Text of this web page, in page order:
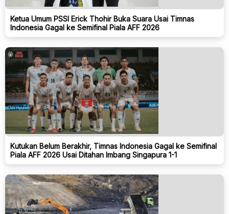
Ketua Umum PSSI Erick Thohir Buka Suara Usai Timnas
Indonesia Gagal ke Semifinal Piala AFF 2026
Kutukan Belum Berakhir, Timnas Indonesia Gagal ke Semifinal
Piala AFF 2026 Usai Ditahan Imbang Singapura 1-1